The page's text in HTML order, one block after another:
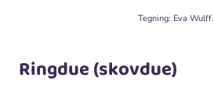
Tegning: Eva Wulff.
Ringdue (skovdue)